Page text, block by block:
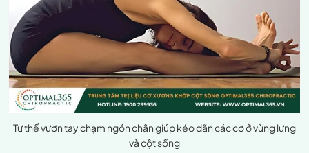
Tư thế vươn tay chạm ngón chân giúp kéo dãn các cơ ở vùng lưng
và cột sống